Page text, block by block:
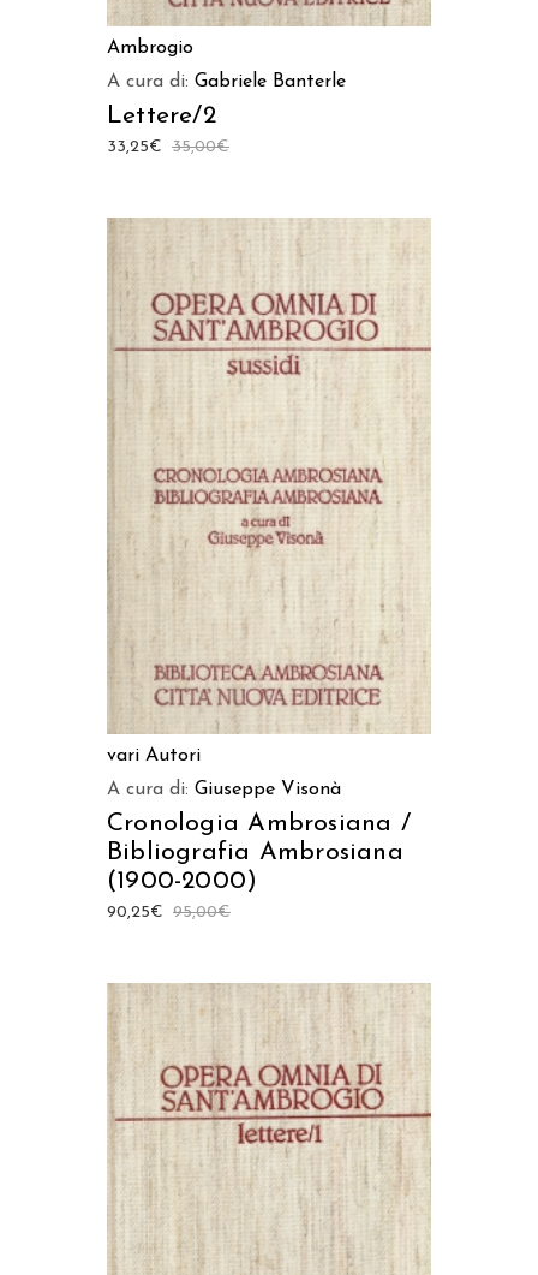
Ambrogio
A cura di: Gabriele Banterle
Lettere/2
35,00€
33,25€
AGGIUNGI AL CARRELLO
vari Autori
A cura di: Giuseppe Visonà
Cronologia Ambrosiana /
Bibliografia Ambrosiana
(1900-2000)
95,00€
90,25€
AGGIUNGI AL CARRELLO